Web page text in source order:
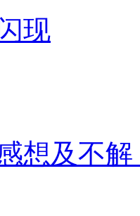
现
想及不解